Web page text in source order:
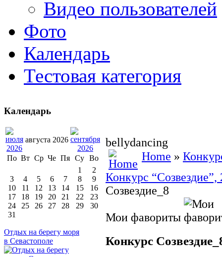
Видео пользователей
Фото
Календарь
Тестовая категория
bellydancing
Home »
Конкурс
Созвездие_8
Мои фавориты
Конкурс
Календарь
августа 2026
По Вт Ср Че Пя Су Во
1
2
3
4 5 6 7 8
9
10
11 12 13 14 15
16
17
18 19 20 21 22
23
24
25 26 27 28 29
30
31
Отдых на берегу моря
в Севастополе